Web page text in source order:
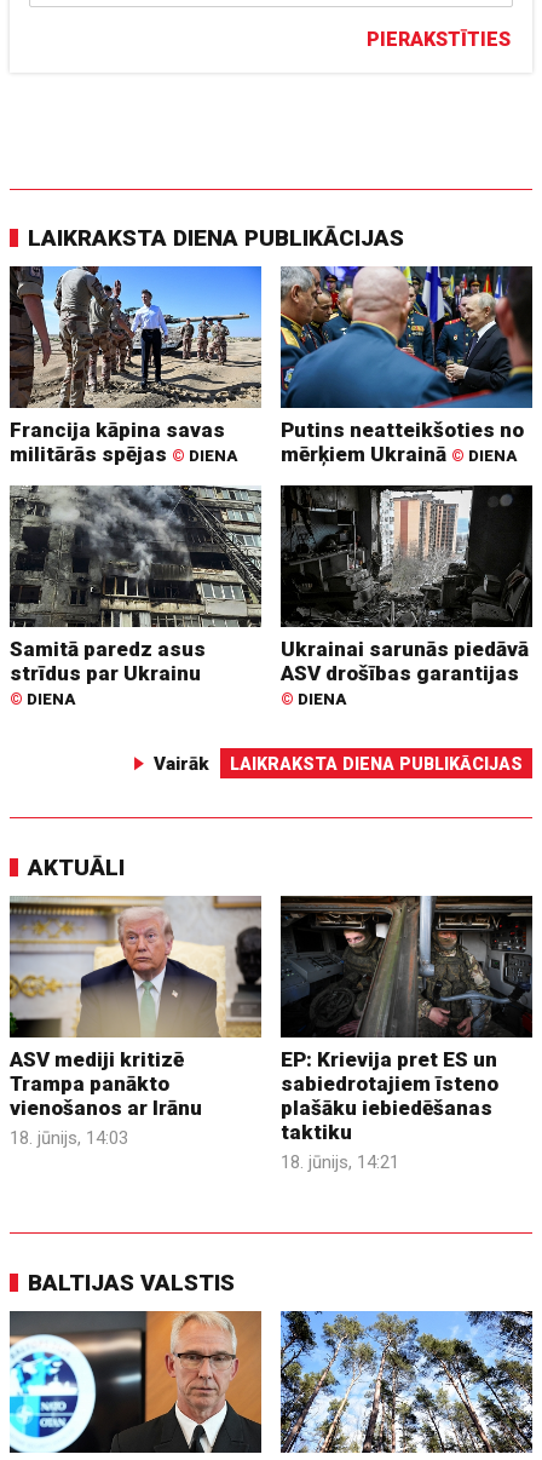
PIERAKSTĪTIES
LAIKRAKSTA DIENA PUBLIKĀCIJAS
Francija kāpina savas
militārās spējas © DIENA
Putins neatteikšoties no
mērķiem Ukrainā © DIENA
Samitā paredz asus
strīdus par Ukrainu
© DIENA
Ukrainai sarunās piedāvā
ASV drošības garantijas
© DIENA
Vairāk LAIKRAKSTA DIENA PUBLIKĀCIJAS
AKTUĀLI
ASV mediji kritizē
Trampa panākto
vienošanos ar Irānu
18. jūnijs, 14:03
EP: Krievija pret ES un
sabiedrotajiem īsteno
plašāku iebiedēšanas
taktiku
18. jūnijs, 14:21
BALTIJAS VALSTIS